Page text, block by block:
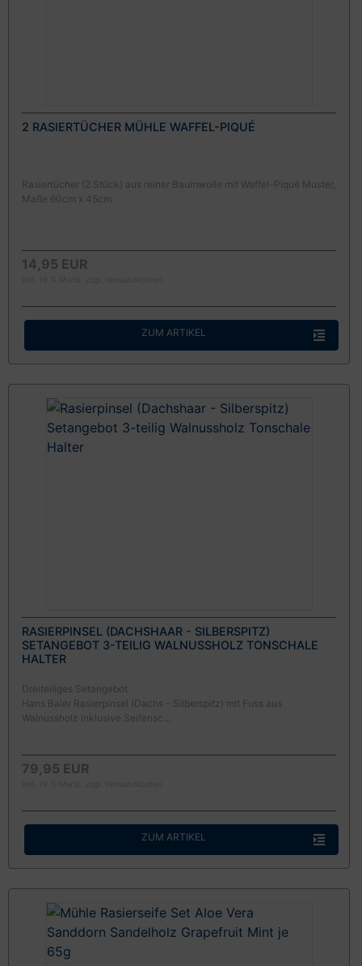
2 RASIERTÜCHER MÜHLE WAFFEL-PIQUÉ
Rasiertücher (2 Stück) aus reiner Baumwolle mit Waffel-Piqué Muster,
Maße 60cm x 45cm
14,95 EUR
ZUM ARTIKEL
RASIERPINSEL (DACHSHAAR - SILBERSPITZ)
SETANGEBOT 3-TEILIG WALNUSSHOLZ TONSCHALE
HALTER
Dreiteiliges Setangebot
Hans Baier Rasierpinsel (Dachs - Silberspitz) mit Fuss aus
Walnussholz inklusive Seifensc...
79,95 EUR
ZUM ARTIKEL